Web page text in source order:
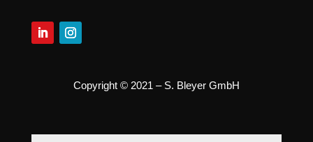
Copyright © 2021 – S. Bleyer GmbH